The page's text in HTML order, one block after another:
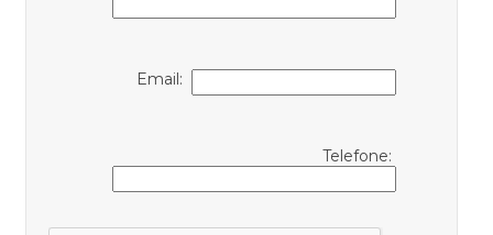
Email:
Telefone: